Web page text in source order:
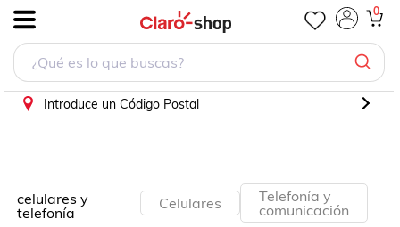
0
Introduce un Código Postal
celulares y
telefonía
Celulares
Telefonía y
comunicación
PorCategorías
PorMarcas
PorDescuento